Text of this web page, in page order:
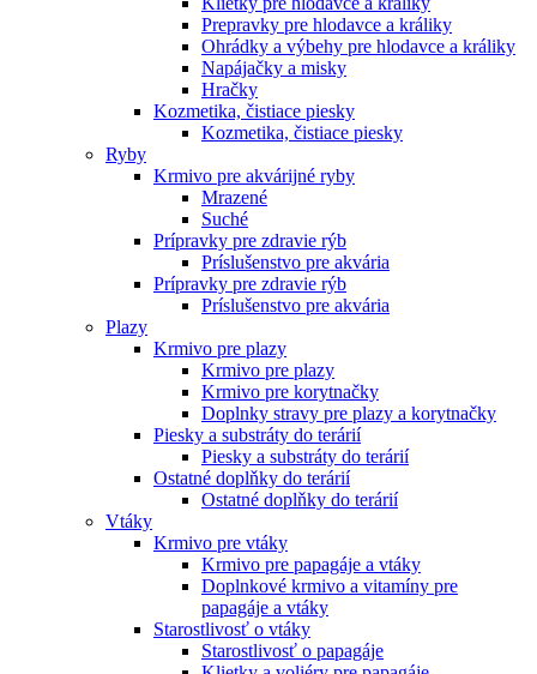
Prepravky pre hlodavce a králiky
Ohrádky a výbehy pre hlodavce a králiky
Napájačky a misky
Hračky
Kozmetika, čistiace piesky
Kozmetika, čistiace piesky
Ryby
Krmivo pre akvárijné ryby
Mrazené
Suché
Prípravky pre zdravie rýb
Príslušenstvo pre akvária
Prípravky pre zdravie rýb
Príslušenstvo pre akvária
Plazy
Krmivo pre plazy
Krmivo pre plazy
Krmivo pre korytnačky
Doplnky stravy pre plazy a korytnačky
Piesky a substráty do terárií
Piesky a substráty do terárií
Ostatné doplňky do terárií
Ostatné doplňky do terárií
Vtáky
Krmivo pre vtáky
Krmivo pre papagáje a vtáky
Doplnkové krmivo a vitamíny pre
papagáje a vtáky
Starostlivosť o vtáky
Starostlivosť o papagáje